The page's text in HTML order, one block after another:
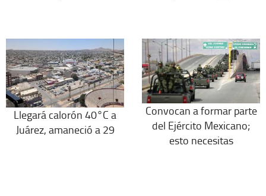
Llegará calorón 40°C a
Juárez, amaneció a 29
Convocan a formar parte
del Ejército Mexicano;
esto necesitas